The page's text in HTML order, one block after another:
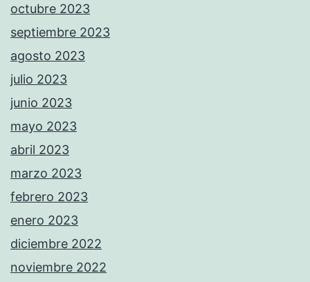
octubre 2023
septiembre 2023
agosto 2023
julio 2023
junio 2023
mayo 2023
abril 2023
marzo 2023
febrero 2023
enero 2023
diciembre 2022
noviembre 2022